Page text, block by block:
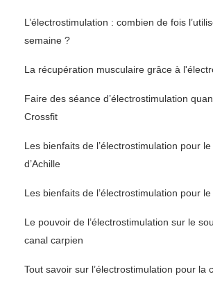
L’électrostimulation : combien de fois
semaine ?
La récupération musculaire grâce à
Faire des séance d’électrostimulation
Crossfit
Les bienfaits de l’électrostimulation pour
d’Achille
Les bienfaits de l’électrostimulation pour
Le pouvoir de l’électrostimulation sur le
canal carpien
Tout savoir sur l’électrostimulation pour la